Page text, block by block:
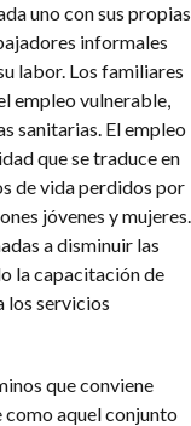
uno con sus propias
informales
labor. Los familiares
empleo vulnerable,
sanitarias. El empleo
que se traduce en
de vida perdidos por
jóvenes y mujeres.
a disminuir las
la capacitación de
los servicios
que conviene
aquel conjunto